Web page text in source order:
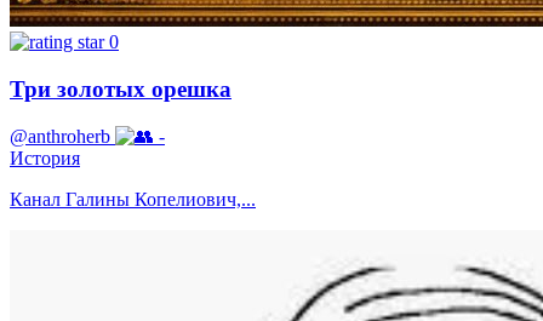
0
Три золотых орешка
@anthroherb
-
История
Канал Галины Копелиович,...